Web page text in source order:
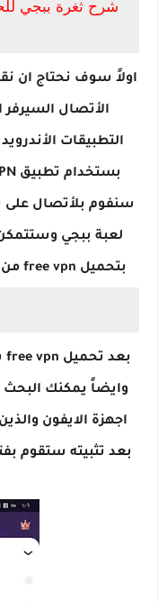
شرح ثغرة ببجي
الأتصال السيرفر
التطبيقات
سنفوم بلأتصال على
لعبة ببجي
بتحميل free vpn من رابط التحميل اضغط هنا للتحميل
بعد تحميل free vpn
وايضاً يمكنك
اجهزة الايفون